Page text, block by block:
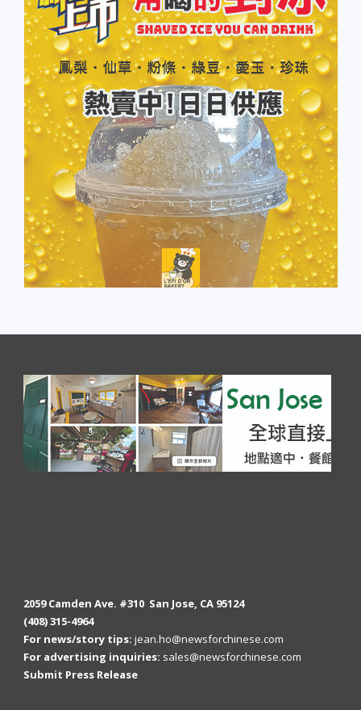
2059 Camden Ave. #310 San Jose, CA 95124
(408) 315-4964
For news/story tips: jean.ho@newsforchinese.com
For advertising inquiries: sales@newsforchinese.com
Submit Press Release